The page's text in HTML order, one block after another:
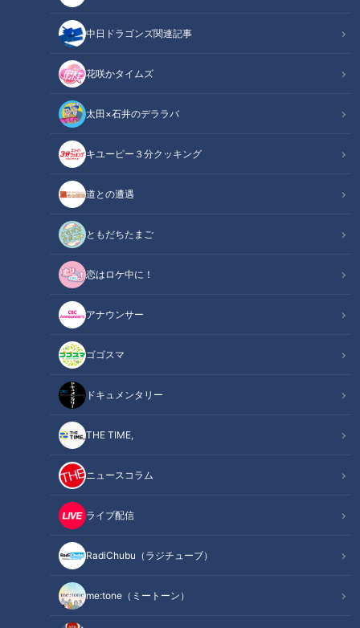
中日ドラゴンズ関連記事
花咲かタイムズ
太田×石井のデララバ
キユーピー３分クッキング
道との遭遇
ともだちたまご
恋はロケ中に！
アナウンサー
ゴゴスマ
ドキュメンタリー
THE TIME,
ニュースコラム
ライブ配信
RadiChubu（ラジチューブ）
me:tone（ミートーン）
「サンデードラゴンズ」より立浪和義監督(C)CBCテレビ
中日ドラゴンズ
サンドラコラム
「とある妄想しがちなファンのドラゴンズ見聞録」
ＣＢＣテレビ「サンデードラゴンズ」（毎週日曜日午後１２時
５４分から東海エリアで生放送）を見たコラム
関連リンク
【動画】中田翔と清原和博氏が対面!!そこで飛
“個々のレベルアップ”をテーマにした今年のドラゴンズ沖縄春
季キャンプ。新戦力が加入しポジション争いが加熱する中、注
目度の高い中田翔選手とビシエド選手のファースト争いや、二
遊間の構想、開幕投手の行方など気になる話題は盛り沢山！今
回のサンドラでは気になることすべてを立浪和義監督に直撃！
それでは早速振り返る！
競争激化で全ポジション未知数！内野のレギュラー争いに